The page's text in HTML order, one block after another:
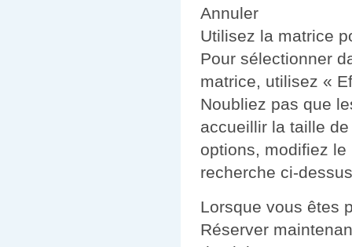
Annuler
Utilisez la matrice
Pour sélectionner
matrice, utilisez «
Noubliez pas que
accueillir la taille
options, modifiez
recherche ci-
Lorsque vous êtes
Réserver